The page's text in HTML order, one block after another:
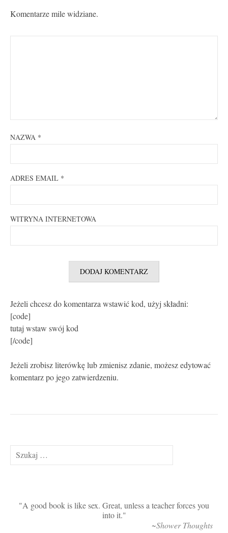
Komentarze mile widziane.
NAZWA *
ADRES EMAIL *
WITRYNA INTERNETOWA
Jeżeli chcesz do komentarza wstawić kod, użyj składni:
[code]
tutaj wstaw swój kod
[/code]
Jeżeli zrobisz literówkę lub zmienisz zdanie, możesz edytować
komentarz po jego zatwierdzeniu.
Szukaj:
A good book is like sex. Great, unless a teacher forces you
into it.
~Shower Thoughts